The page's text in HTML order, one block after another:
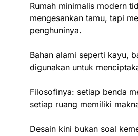
Rumah minimalis modern
mengesankan tamu, tapi
penghuninya.
Bahan alami seperti kayu,
digunakan untuk
Filosofinya: setiap benda
setiap ruang memiliki
Desain kini bukan soal